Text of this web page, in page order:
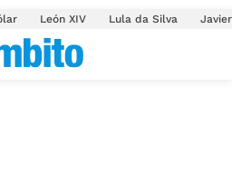
León XIV Lula da Silva